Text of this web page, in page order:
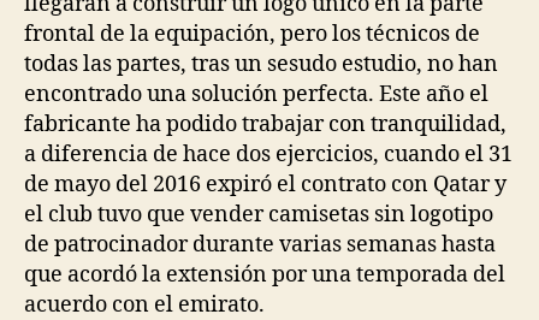
frontal de la equipación, pero los técnicos de
todas las partes, tras un sesudo estudio, no han
encontrado una solución perfecta. Este año el
fabricante ha podido trabajar con tranquilidad,
a diferencia de hace dos ejercicios, cuando el 31
de mayo del 2016 expiró el contrato con Qatar y
el club tuvo que vender camisetas sin logotipo
de patrocinador durante varias semanas hasta
que acordó la extensión por una temporada del
acuerdo con el emirato.